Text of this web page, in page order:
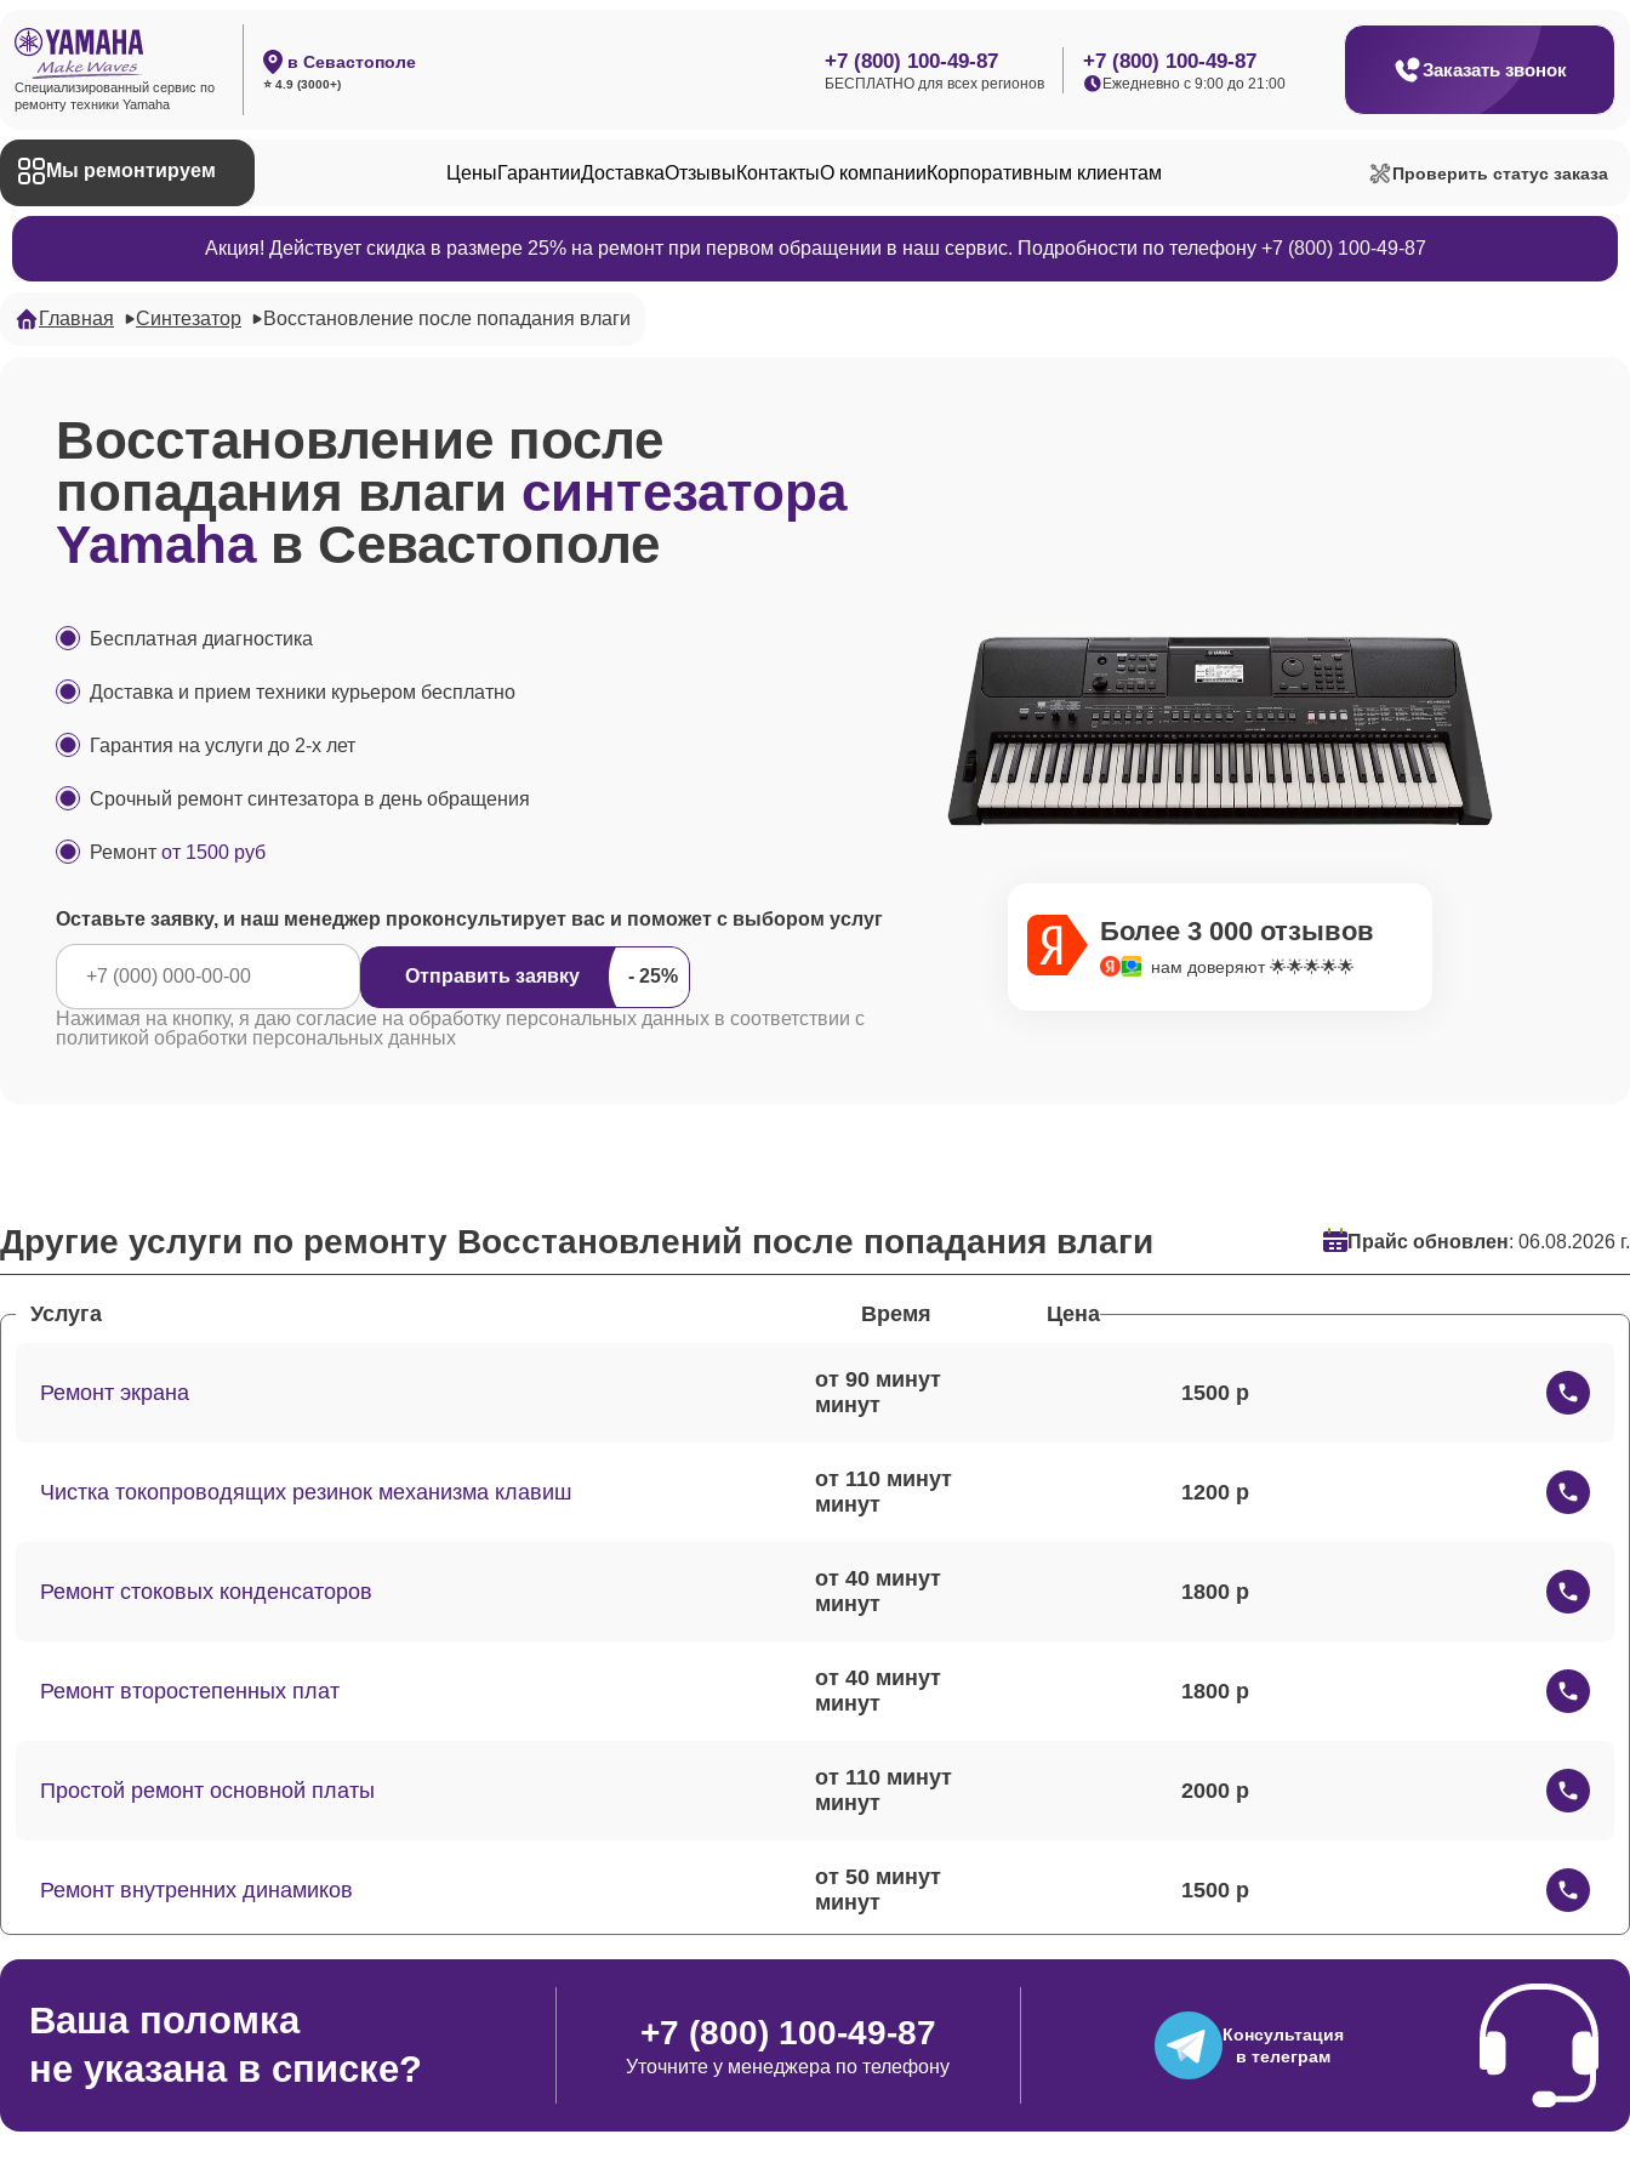
Специализированный сервис по
ремонту техники Yamaha
в Севастополе
⭐ 4.9 (3000+)
+7 (800) 100-49-87
БЕСПЛАТНО для всех регионов
+7 (800) 100-49-87
Ежедневно с 9:00 до 21:00
Заказать звонок
Мы ремонтируем ЦеныГарантииДоставкаОтзывыКонтактыО компанииКорпоративным клиентам Проверить статус заказа
Акция! Действует скидка в размере 25% на ремонт при первом обращении в наш сервис. Подробности по телефону +7 (800) 100-49-87
Главная Синтезатор Восстановление после попадания влаги
Восстановление после
попадания влаги синтезатора
Yamahaв Севастополе
Бесплатная диагностика
Доставка и прием техники курьером бесплатно
Гарантия на услуги до 2-х лет
Срочный ремонт синтезатора в день обращения
Ремонт от 1500 руб
Оставьте заявку, и наш менеджер проконсультирует вас и поможет с выбором услуг
Отправить заявку
Нажимая на кнопку, я даю согласие на обработку персональных данных в соответствии с
политикой обработки персональных данных
Более 3 000 отзывов
нам доверяют 🌟🌟🌟🌟🌟
Другие услуги по ремонту Восстановлений после попадания влаги Прайс обновлен: 06.08.2026 г.
Услуга Время Цена
Ремонт экрана
от 90 минут
1500
Чистка токопроводящих резинок механизма клавиш
от 110 минут
1200
Ремонт стоковых конденсаторов
от 40 минут
1800
Ремонт второстепенных плат
от 40 минут
1800
Простой ремонт основной платы
от 110 минут
2000
Ремонт внутренних динамиков
от 50 минут
1500
Ремонт токопроводящих резинок механизма клавиш
от 80 минут
Ваша поломка
не указана в списке?
+7 (800) 100-49-87
Уточните у менеджера по телефону
Консультация
в телеграм